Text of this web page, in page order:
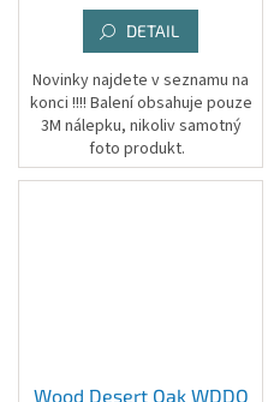
DETAIL
Novinky najdete v seznamu na
konci !!!! Balení obsahuje pouze
3M nálepku, nikoliv samotný
foto produkt.
Wood Desert Oak WDDO